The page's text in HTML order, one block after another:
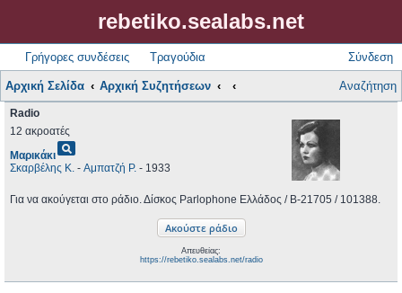
rebetiko.sealabs.net
Γρήγορες συνδέσεις Τραγούδια Σύνδεση
Αρχική Σελίδα Αρχική Συζητήσεων Αναζήτηση
Radio
12 ακροατές
Μαρικάκιpageview
Σκαρβέλης Κ. - Αμπατζή Ρ. - 1933
Για να ακούγεται στο ράδιο. Δίσκος Parlophone Ελλάδος / B-21705 / 101388.
Απευθείας:
https://rebetiko.sealabs.net/radio